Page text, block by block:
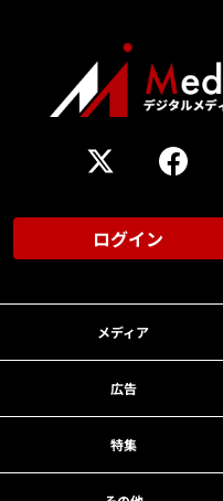
ログイン
メディア
広告
特集